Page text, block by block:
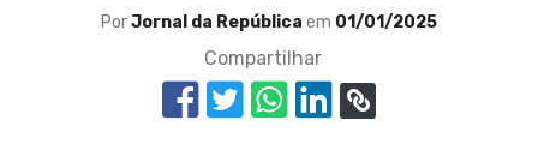
PorJornal da República em 01/01/2025
Compartilhar